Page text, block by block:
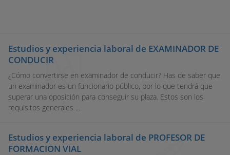
Estudios y experiencia laboral de EXAMINADOR DE
CONDUCIR
¿Cómo convertirse en examinador de conducir? Has de saber que
un examinador es un funcionario público, por lo que tendrá que
superar una oposición para conseguir su plaza. Estos son los
requisitos generales ...
Estudios y experiencia laboral de PROFESOR DE
FORMACION VIAL